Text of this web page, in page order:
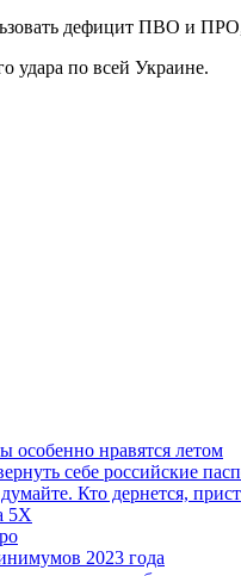
дефицит ПВО и
удара по всей Украине.
особенно нравятся летом
себе российские
Кто дернется,
5X
2023 года